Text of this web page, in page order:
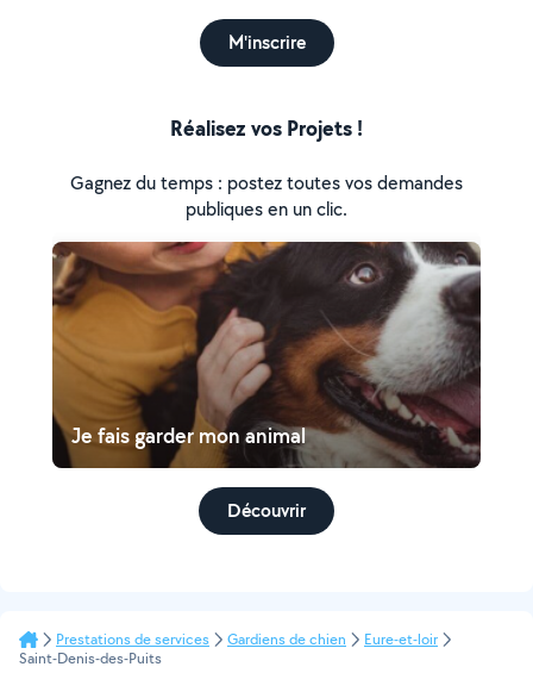
M'inscrire
Réalisez vos Projets !
Gagnez du temps : postez toutes vos demandes
publiques en un clic.
Je fais garder mon animal
Découvrir
Prestations de services Gardiens de chien
Eure-et-loir
Saint-Denis-des-Puits